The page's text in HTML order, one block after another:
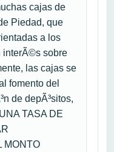
cajas de
Piedad, que
a los
interÃ©s sobre
las cajas se
fomento del
de depÃ³sitos,
TASA DE
MONTO